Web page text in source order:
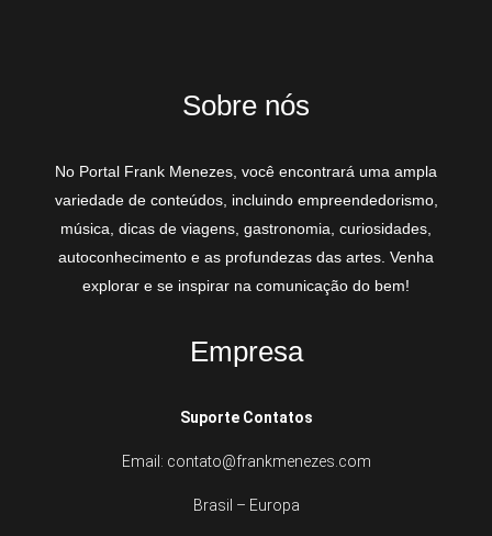
Sobre nós
No Portal Frank Menezes, você encontrará uma ampla
variedade de conteúdos, incluindo empreendedorismo,
música, dicas de viagens, gastronomia, curiosidades,
autoconhecimento e as profundezas das artes. Venha
explorar e se inspirar na comunicação do bem!
Empresa
Suporte Contatos
Email: contato@frankmenezes.com
Brasil – Europa